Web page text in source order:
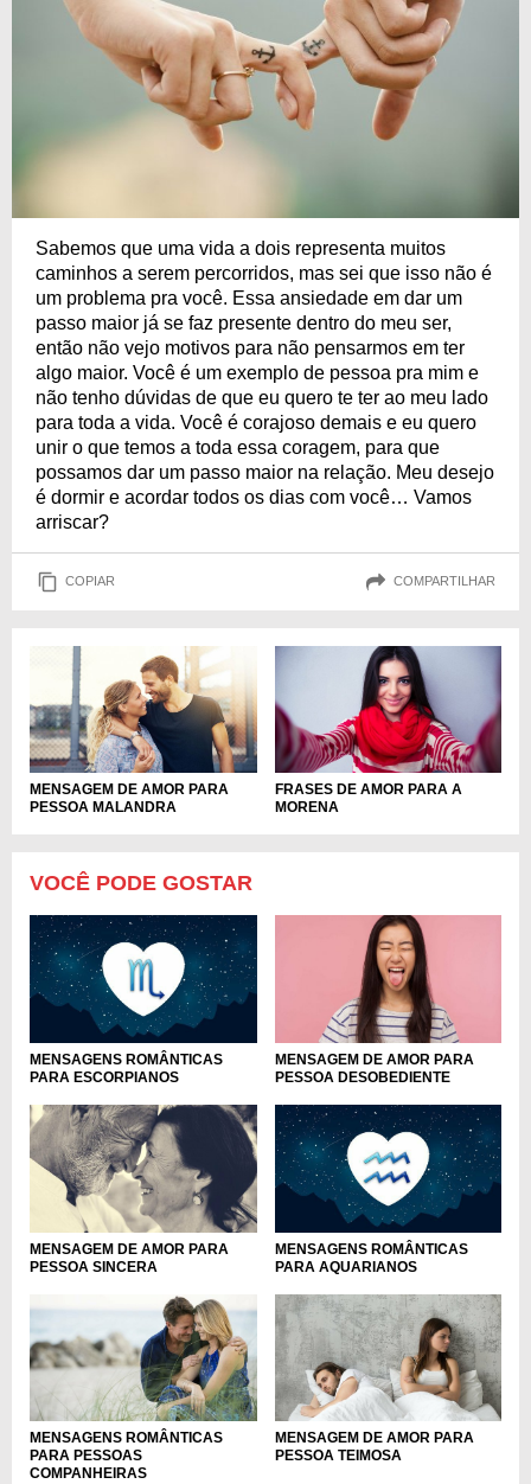
Sabemos que uma vida a dois representa muitos
caminhos a serem percorridos, mas sei que isso não é
um problema pra você. Essa ansiedade em dar um
passo maior já se faz presente dentro do meu ser,
então não vejo motivos para não pensarmos em ter
algo maior. Você é um exemplo de pessoa pra mim e
não tenho dúvidas de que eu quero te ter ao meu lado
para toda a vida. Você é corajoso demais e eu quero
unir o que temos a toda essa coragem, para que
possamos dar um passo maior na relação. Meu desejo
é dormir e acordar todos os dias com você… Vamos
arriscar?
COPIAR COMPARTILHAR
MENSAGEM DE AMOR PARA
PESSOA MALANDRA
FRASES DE AMOR PARA A
MORENA
VOCÊ PODE GOSTAR
MENSAGENS ROMÂNTICAS
PARA ESCORPIANOS
MENSAGEM DE AMOR PARA
PESSOA DESOBEDIENTE
MENSAGEM DE AMOR PARA
PESSOA SINCERA
MENSAGENS ROMÂNTICAS
PARA AQUARIANOS
MENSAGENS ROMÂNTICAS
PARA PESSOAS
COMPANHEIRAS
MENSAGEM DE AMOR PARA
PESSOA TEIMOSA